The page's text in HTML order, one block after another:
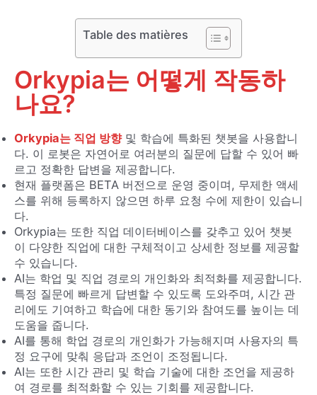
Table des matières
Orkypia는 어떻게 작동하
나요?
Orkypia는 직업 방향및 학습에 특화된 챗봇을 사용합니
다. 이 로봇은 자연어로 여러분의 질문에 답할 수 있어 빠
르고 정확한 답변을 제공합니다.
현재 플랫폼은 BETA 버전으로 운영 중이며, 무제한 액세
스를 위해 등록하지 않으면 하루 요청 수에 제한이 있습니
다.
Orkypia는 또한 직업 데이터베이스를 갖추고 있어 챗봇
이 다양한 직업에 대한 구체적이고 상세한 정보를 제공할
수 있습니다.
AI는 학업 및 직업 경로의 개인화와 최적화를 제공합니다.
특정 질문에 빠르게 답변할 수 있도록 도와주며, 시간 관
리에도 기여하고 학습에 대한 동기와 참여도를 높이는 데
도움을 줍니다.
AI를 통해 학업 경로의 개인화가 가능해지며 사용자의 특
정 요구에 맞춰 응답과 조언이 조정됩니다.
AI는 또한 시간 관리 및 학습 기술에 대한 조언을 제공하
여 경로를 최적화할 수 있는 기회를 제공합니다.